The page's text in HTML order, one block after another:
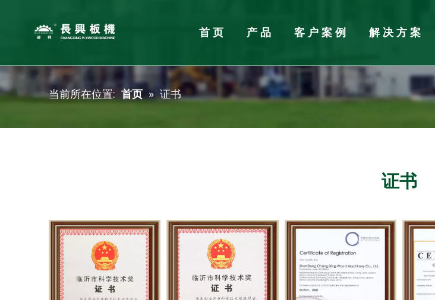
首页 产品
单板加工设备
旋切机
胶合板加工设备
胶合板自动组胚铺装生产线
胶合
客户案例 解决方案
胶合板整厂规划
企业新闻 产品新闻 行业
服务
当前所在位置: 首页 » 证书
证书